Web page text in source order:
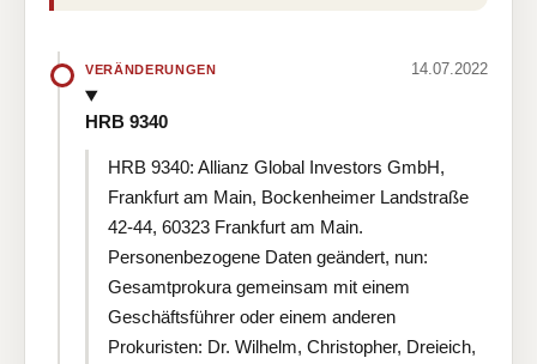
VERÄNDERUNGEN 14.07.2022
HRB 9340
HRB 9340: Allianz Global Investors GmbH,
Frankfurt am Main, Bockenheimer Landstraße
42-44, 60323 Frankfurt am Main.
Personenbezogene Daten geändert, nun:
Gesamtprokura gemeinsam mit einem
Geschäftsführer oder einem anderen
Prokuristen: Dr. Wilhelm, Christopher, Dreieich,